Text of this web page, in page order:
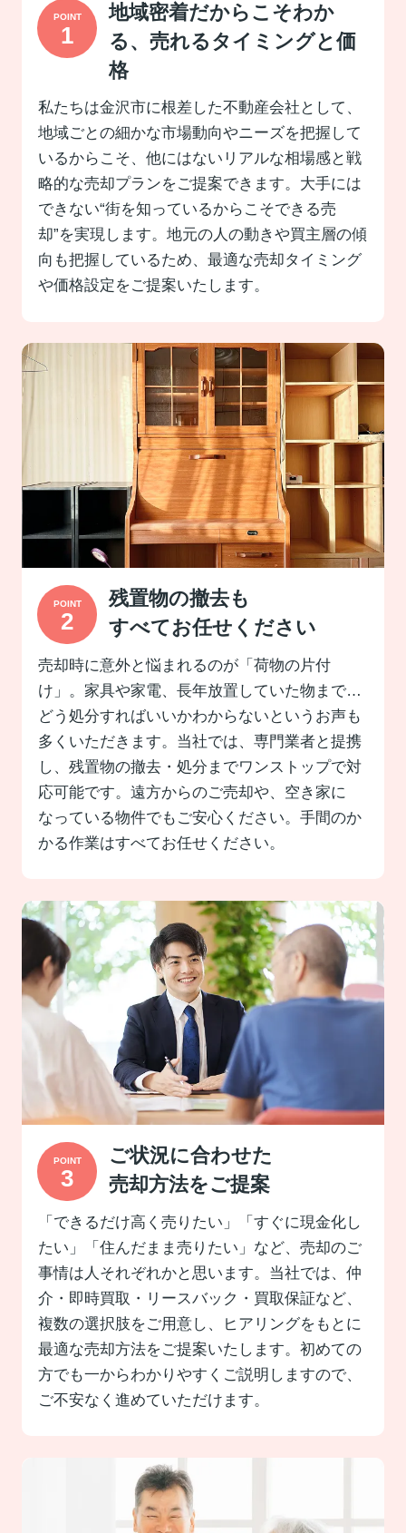
地域密着だからこそわか
る、売れるタイミングと価
格
私たちは金沢市に根差した不動産会社として、
地域ごとの細かな市場動向やニーズを把握して
いるからこそ、他にはないリアルな相場感と戦
略的な売却プランをご提案できます。大手には
できない“街を知っているからこそできる売
却”を実現します。地元の人の動きや買主層の傾
向も把握しているため、最適な売却タイミング
や価格設定をご提案いたします。
残置物の撤去も
すべてお任せください
売却時に意外と悩まれるのが「荷物の片付
け」。家具や家電、長年放置していた物まで…
どう処分すればいいかわからないというお声も
多くいただきます。当社では、専門業者と提携
し、残置物の撤去・処分までワンストップで対
応可能です。遠方からのご売却や、空き家に
なっている物件でもご安心ください。手間のか
かる作業はすべてお任せください。
ご状況に合わせた
売却方法をご提案
「できるだけ高く売りたい」「すぐに現金化し
たい」「住んだまま売りたい」など、売却のご
事情は人それぞれかと思います。当社では、仲
介・即時買取・リースバック・買取保証など、
複数の選択肢をご用意し、ヒアリングをもとに
最適な売却方法をご提案いたします。初めての
方でも一からわかりやすくご説明しますので、
ご不安なく進めていただけます。